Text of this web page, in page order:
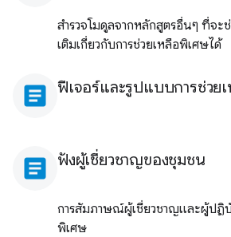
สำรวจโมดูลจากหลักสูตรอื่นๆ ที่จ
เติมเกี่ยวกับการช่วยเหลือพิเศษได้
article ฟีเจอร์และรูปแบบการช่วย
article ฟังผู้เชี่ยวชาญของชุมชน
การสัมภาษณ์ผู้เชี่ยวชาญและผู้ปฏิบั
พิเศษ